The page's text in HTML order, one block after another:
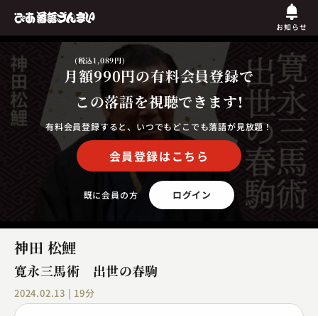
お知らせ
月額990円
(税込1,089円)
の有料会員登録で
この落語を視聴できます!
有料会員登録すると、いつでもどこでも落語が見放題！
会員登録はこちら
既に会員の方 ログイン
神田 松鯉
寛永三馬術 出世の春駒
2024.02.13 | 19分